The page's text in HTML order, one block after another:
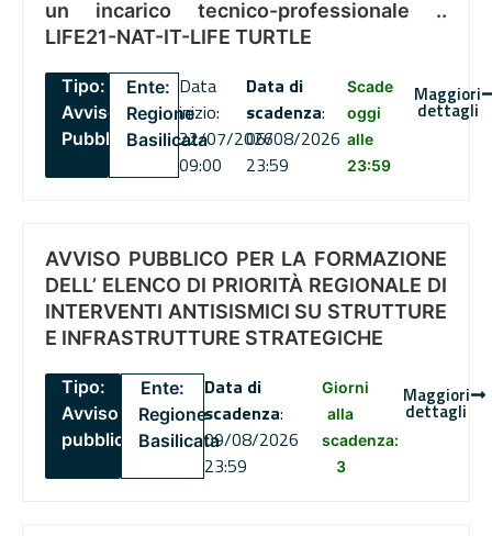
un incarico tecnico-professionale ..
LIFE21-NAT-IT-LIFE TURTLE
Tipo:
Avviso
Pubblico
Ente:
Regione
Basilicata
Data
inizio:
22/07/2026
09:00
Data di
scadenza:
06/08/2026
23:59
Scade
oggi
alle
23:59
Maggiori
dettagli
AVVISO PUBBLICO PER LA FORMAZIONE
DELL’ ELENCO DI PRIORITÀ REGIONALE DI
INTERVENTI ANTISISMICI SU STRUTTURE
E INFRASTRUTTURE STRATEGICHE
Tipo:
Avviso
pubblico
Ente:
Regione
Basilicata
Data di
scadenza:
09/08/2026
23:59
Giorni
alla
scadenza:
3
Maggiori
dettagli